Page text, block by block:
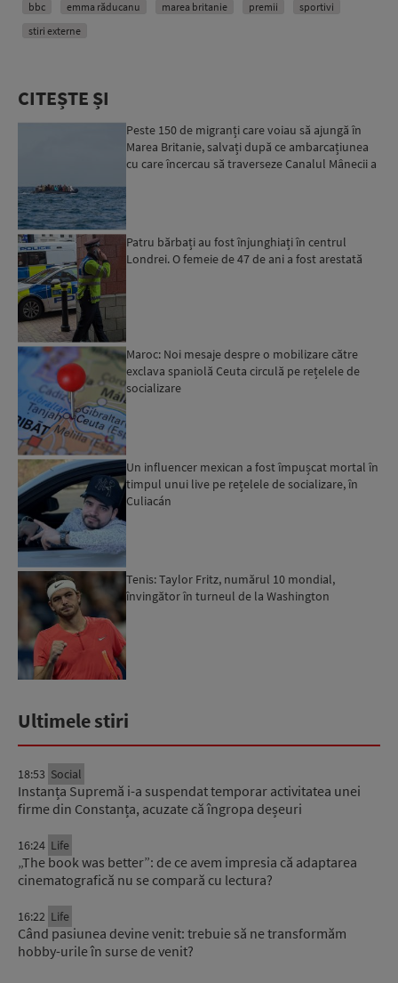
bbc emma răducanu marea britanie premii
sportivi
stiri externe
CITEȘTE ȘI
Peste 150 de migranți care voiau să ajungă în
Marea Britanie, salvați după ce ambarcațiunea
cu care încercau să traverseze Canalul Mânecii a
Patru bărbați au fost înjunghiați în centrul
Londrei. O femeie de 47 de ani a fost arestată
Maroc: Noi mesaje despre o mobilizare către
exclava spaniolă Ceuta circulă pe rețelele de
socializare
Un influencer mexican a fost împușcat mortal în
timpul unui live pe rețelele de socializare, în
Culiacán
Tenis: Taylor Fritz, numărul 10 mondial,
învingător în turneul de la Washington
Ultimele stiri
18:53 Social
Instanța Supremă i-a suspendat temporar activitatea unei
firme din Constanța, acuzate că îngropa deșeuri
16:24 Life
„The book was better”: de ce avem impresia că adaptarea
cinematografică nu se compară cu lectura?
16:22 Life
Când pasiunea devine venit: trebuie să ne transformăm
hobby-urile în surse de venit?